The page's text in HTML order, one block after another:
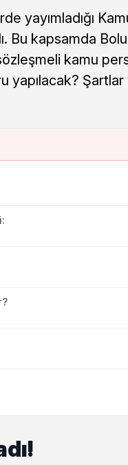
yayımladığı
Bu kapsamda
kamu
yapılacak?